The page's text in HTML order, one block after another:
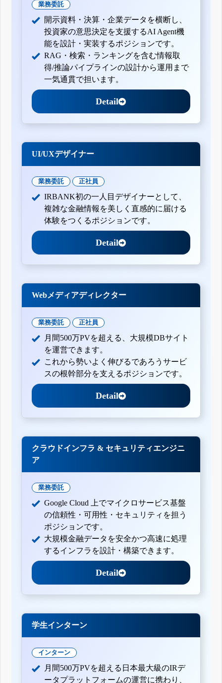
業務委託
開示資料・決算・企業データを横断し、
投資家の意思決定を支援するAI Agent機
能を設計・実装するポジションです。
RAG・検索・ランキングを含む情報取
得/推論パイプラインの設計から運用まで
一気通貫で担います。
Detail
UI/UXデザイナー
業務委託 正社員
IRBANK初の一人目デザイナーとして、
複雑な金融情報を美しく直感的に届ける
体験をつくるポジションです。
Detail
Webメディアディレクター
業務委託 正社員
月間500万PVを超える、大規模DBサイト
を運営できます。
これから勢いよく伸びるであろうサービ
スの根幹部分を支えるポジションです。
Detail
クラウドインフラ & セキュリティエンジニ
ア
業務委託
Google Cloud 上でマイクロサービス基盤
の信頼性・可用性・セキュリティを担う
ポジションです。
大規模金融データを安全かつ高速に処理
するインフラを設計・構築できます。
Detail
学生インターン
インターン
月間500万PVを超える日本最大級のIRデ
ータプラットフォームの運営に携わり、